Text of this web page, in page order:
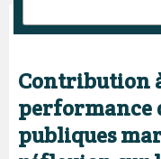
Home / Archives /
Contribution
performance
publiques